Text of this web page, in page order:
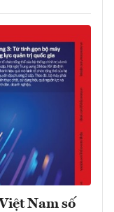
Nam số